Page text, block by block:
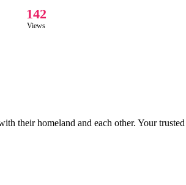
142
Views
their homeland and each other. Your